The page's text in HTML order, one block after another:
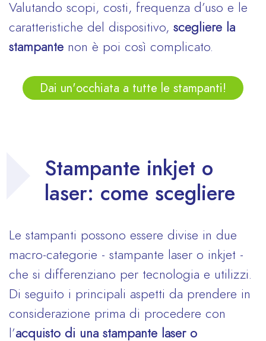
Valutando scopi, costi, frequenza d’uso e le
caratteristiche del dispositivo, scegliere la
stampante non è poi così complicato.
Dai un'occhiata a tutte le stampanti!
Stampante inkjet o
laser: come scegliere
Le stampanti possono essere divise in due
macro-categorie - stampante laser o inkjet -
che si differenziano per tecnologia e utilizzi.
Di seguito i principali aspetti da prendere in
considerazione prima di procedere con
l’acquisto di una stampante laser o